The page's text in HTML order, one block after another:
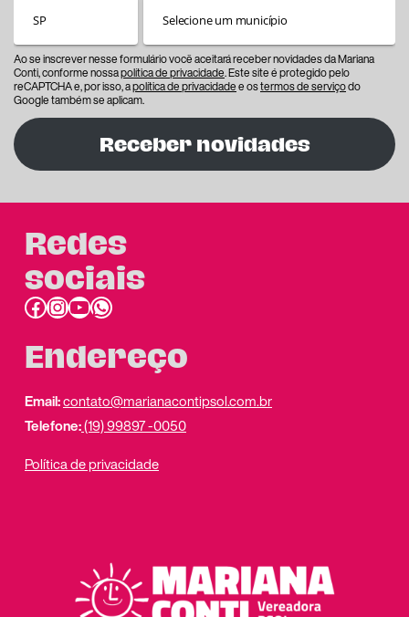
Ao se inscrever nesse formulário você aceitará receber novidades da Mariana
Conti, conforme nossapolítica de privacidade. Este site é protegido pelo
reCAPTCHA e, por isso, apolítica de privacidadee ostermos de serviçodo
Google também se aplicam.
Receber novidades
Redes
sociais
Facebook InstagramYoutube link do whatsapp
Endereço
Email:contato@marianacontipsol.com.br
Telefone:(19) 99897 -0050
Política de privacidade